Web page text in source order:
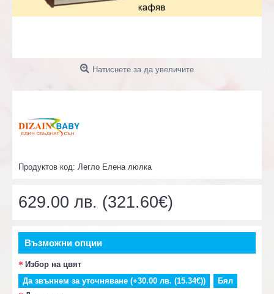
Натиснете за да увеличите
Продуктов код: Легло Елена люлка
629.00 лв. (321.60€)
Възможни опции
Избор на цвят
Да звъннем за уточняване (+30.00 лв. (15.34€))
Бял